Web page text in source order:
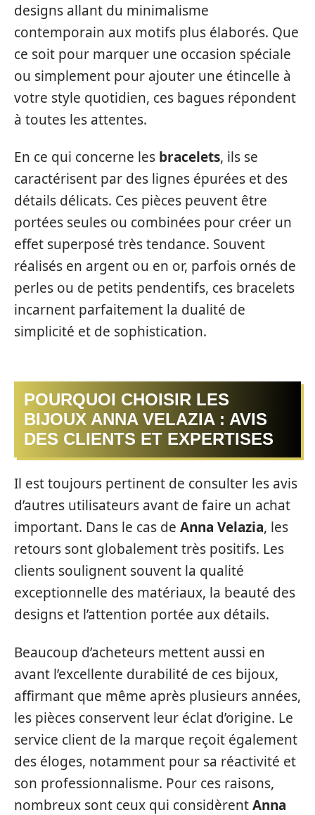
designs allant du minimalisme
contemporain aux motifs plus élaborés. Que
ce soit pour marquer une occasion spéciale
ou simplement pour ajouter une étincelle à
votre style quotidien, ces bagues répondent
à toutes les attentes.
En ce qui concerne les bracelets, ils se
caractérisent par des lignes épurées et des
détails délicats. Ces pièces peuvent être
portées seules ou combinées pour créer un
effet superposé très tendance. Souvent
réalisés en argent ou en or, parfois ornés de
perles ou de petits pendentifs, ces bracelets
incarnent parfaitement la dualité de
simplicité et de sophistication.
POURQUOI CHOISIR LES
BIJOUX ANNA VELAZIA : AVIS
DES CLIENTS ET EXPERTISES
Il est toujours pertinent de consulter les avis
d’autres utilisateurs avant de faire un achat
important. Dans le cas de Anna Velazia, les
retours sont globalement très positifs. Les
clients soulignent souvent la qualité
exceptionnelle des matériaux, la beauté des
designs et l’attention portée aux détails.
Beaucoup d’acheteurs mettent aussi en
avant l’excellente durabilité de ces bijoux,
affirmant que même après plusieurs années,
les pièces conservent leur éclat d’origine. Le
service client de la marque reçoit également
des éloges, notamment pour sa réactivité et
son professionnalisme. Pour ces raisons,
nombreux sont ceux qui considèrentAnna